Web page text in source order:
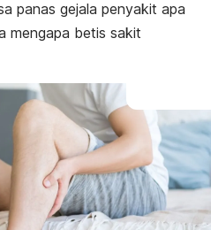
panas gejala penyakit apa
mengapa betis sakit